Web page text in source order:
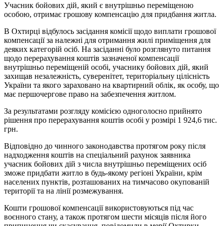
Учасник бойових дій, який є внутрішньо переміщеною
особою, отримає грошову компенсацію для придбання житла.
В Охтирці відбулось засідання комісії щодо виплати грошової
компенсації за належні для отримання жилі приміщення для
деяких категорій осіб. На засіданні було розглянуто питання
щодо перерахування коштів зазначеної компенсації
внутрішньо переміщеній особі, учаснику бойових дій, який
захищав незалежність, суверенітет, територіальну цілісність
України та якого зараховано на квартирний облік, як особу, що
має першочергове право на забезпечення житлом.
За результатами розгляду комісією одноголосно прийнято
рішення про перерахування коштів особі у розмірі 1 924,6 тис.
грн.
Відповідно до чинного законодавства протягом року після
надходження коштів на спеціальний рахунок заявника
учасник бойових дій з числа внутрішньо переміщених осіб
зможе придбати житло в будь-якому регіоні України, крім
населених пунктів, розташованих на тимчасово окупованій
території та на лінії розмежування.
Кошти грошової компенсації використовуються під час
воєнного стану, а також протягом шести місяців після його